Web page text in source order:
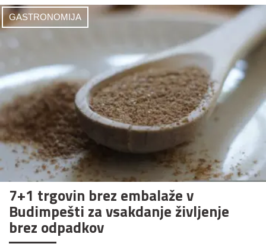
GASTRONOMIJA
7+1 trgovin brez embalaže v
Budimpešti za vsakdanje življenje
brez odpadkov